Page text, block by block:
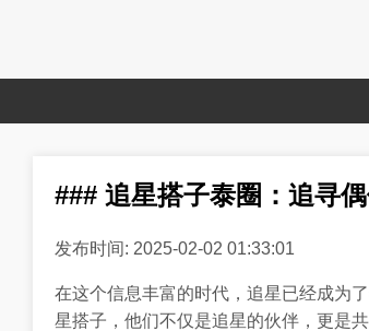
### 追星搭子泰圈：追寻
发布时间: 2025-02-02 01:33:01
在这个信息丰富的时代，追星已经成为
星搭子，他们不仅是追星的伙伴，更是